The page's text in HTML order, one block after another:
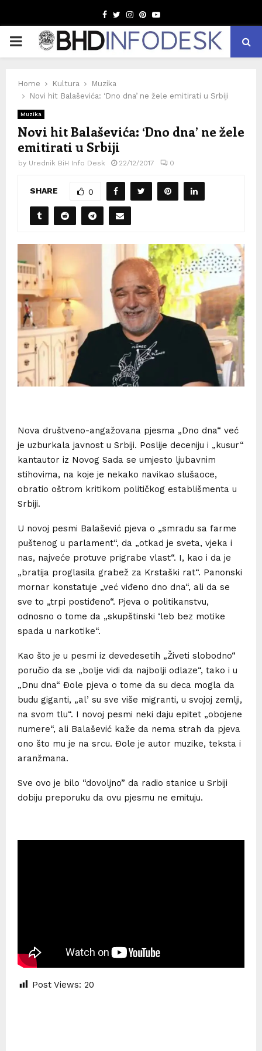
Facebook
TwitterInstagram
Pinterest
Youtube
PRIMARY
Home Kultura
Muzika
Novi hit Balaševića: ‘Dno dna’ ne žele emitirati u Srbiji
Muzika
Novi hit Balaševića: ‘Dno dna’ ne žele
emitirati u Srbiji
by Urednik BiH Info Desk 22/12/2017 0
SHARE 0
Nova društveno-angažovana pjesma „Dno dna“ već
je uzburkala javnost u Srbiji. Poslije deceniju i „kusur“
kantautor iz Novog Sada se umjesto ljubavnim
stihovima, na koje je nekako navikao slušaoce,
obratio oštrom kritikom političkog establišmenta u
Srbiji.
U novoj pesmi Balašević pjeva o „smradu sa farme
puštenog u parlament“, da „otkad je sveta, vjeka i
nas, najveće protuve prigrabe vlast“. I, kao i da je
„bratija proglasila grabež za Krstaški rat“. Panonski
mornar konstatuje „već viđeno dno dna“, ali da se
sve to „trpi postiđeno“. Pjeva o politikanstvu,
odnosno o tome da „skupštinski ‘leb bez motike
spada u narkotike“.
Kao što je u pesmi iz devedesetih „Živeti slobodno“
poručio da se „bolje vidi da najbolji odlaze“, tako i u
„Dnu dna“ Đole pjeva o tome da su deca mogla da
budu giganti, „al’ su sve više migranti, u svojoj zemlji,
na svom tlu“. I novoj pesmi neki daju epitet „obojene
numere“, ali Balašević kaže da nema strah da pjeva
ono što mu je na srcu. Đole je autor muzike, teksta i
aranžmana.
Sve ovo je bilo “dovoljno” da radio stanice u Srbiji
dobiju preporuku da ovu pjesmu ne emituju.
Post Views: 20